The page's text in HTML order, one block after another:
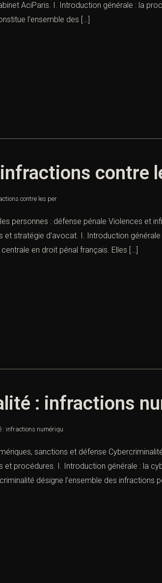
AciParis. I. Introduction générale : la
l’ensemble des […]
contre
contre les per
personnes : défense pénale Violences et
et stratégie d’avocat. I. Introduction
en droit pénal français. Elles […]
: infractions
: infractions numériqu
sanctions et défense
et procédures. I. Introduction générale : la
désigne l’ensemble des infractions